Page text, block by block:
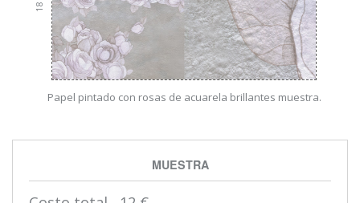
18
Papel pintado con rosas de acuarela brillantes muestra.
MUESTRA